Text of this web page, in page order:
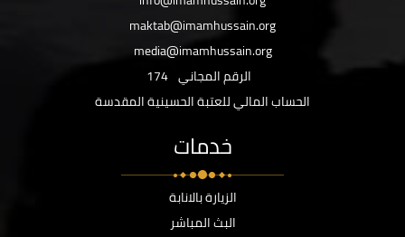
maktab@imamhussain.org
media@imamhussain.org
الرقم المجاني 174
الحساب المالي للعتبة الحسينية المقدسة
خدمات
الزيارة بالانابة
البث المباشر